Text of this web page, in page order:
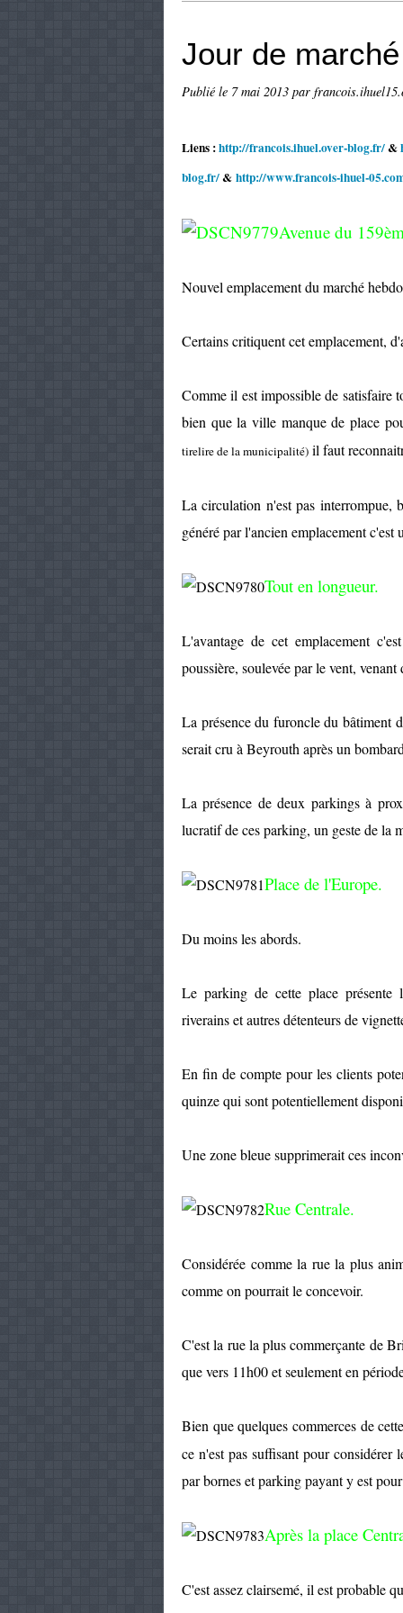
Jour de
Publié le 7 mai 2013 par
Liens :http://francois.ihuel.over-blog.fr/&
blog.fr/& http://www.francois-ihuel-
Avenue du
Nouvel emplacement du marché
Certains critiquent cet emplacement,
Comme il est impossible de satisfaire
bien que la ville manque de place
tirelire de la municipalité) il faut
La circulation n'est pas interrompue,
généré par l'ancien emplacement c'est
Tout en longueur.
L'avantage de cet emplacement
poussière, soulevée par le vent,
La présence du furoncle du bâtiment
serait cru à Beyrouth après un
La présence de deux parkings à
lucratif de ces parking, un geste de la
Place de l'Europe.
Du moins les abords.
Le parking de cette place présente
riverains et autres détenteurs de
En fin de compte pour les clients
quinze qui sont potentiellement
Une zone bleue supprimerait ces
Rue Centrale.
Considérée comme la rue la plus
comme on pourrait le concevoir.
C'est la rue la plus commerçante de
que vers 11h00 et seulement en
Bien que quelques commerces de
ce n'est pas suffisant pour
par bornes et parking payant y est
Après la place
C'est assez clairsemé, il est probable